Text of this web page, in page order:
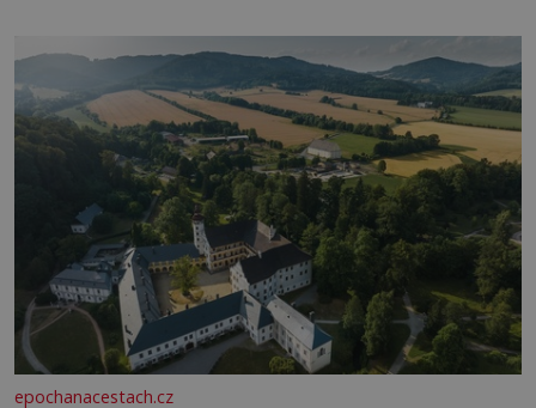
Je to opravdu tak, s věkem jako kdyby se paměť
rozhodla stávkovat. Cvičte
epochanacestach.cz